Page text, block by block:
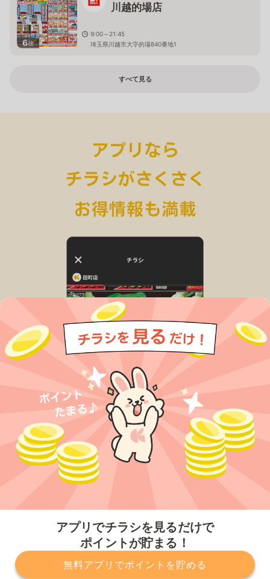
アプリでチラシを見るだけで
ポイントが貯まる！
無料アプリでポイントを貯める
6枚
川越的場店
9:00～21:45
埼玉県川越市大字的場840番地1
すべて見る